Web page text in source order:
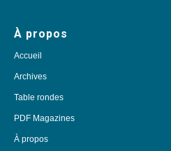
À propos
Accueil
Archives
Table rondes
PDF Magazines
À propos